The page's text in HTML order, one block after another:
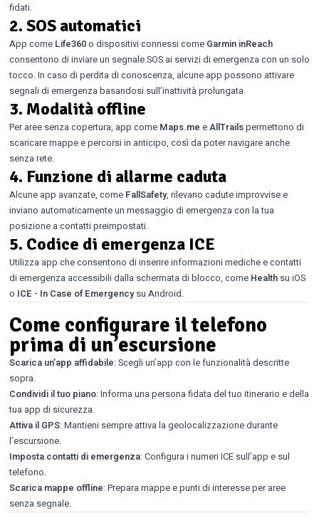
fidati.
2. SOS automatici
App come Life360o dispositivi connessi come Garmin inReach
consentono di inviare un segnale SOS ai servizi di emergenza con un solo
tocco. In caso di perdita di conoscenza, alcune app possono attivare
segnali di emergenza basandosi sull’inattività prolungata.
3. Modalità offline
Per aree senza copertura, app come Maps.me eAllTrailspermettono di
scaricare mappe e percorsi in anticipo, così da poter navigare anche
senza rete.
4. Funzione di allarme caduta
Alcune app avanzate, come FallSafety, rilevano cadute improvvise e
inviano automaticamente un messaggio di emergenza con la tua
posizione a contatti preimpostati.
5. Codice di emergenza ICE
Utilizza app che consentono di inserire informazioni mediche e contatti
di emergenza accessibili dalla schermata di blocco, come Healthsu iOS
o ICE - In Case of Emergencysu Android.
Come configurare il telefono
prima di un’escursione
Scarica un’app affidabile: Scegli un’app con le funzionalità descritte
sopra.
Condividi il tuo piano: Informa una persona fidata del tuo itinerario e della
tua app di sicurezza.
Attiva il GPS: Mantieni sempre attiva la geolocalizzazione durante
l’escursione.
Imposta contatti di emergenza: Configura i numeri ICE sull’app e sul
telefono.
Scarica mappe offline: Prepara mappe e punti di interesse per aree
senza segnale.